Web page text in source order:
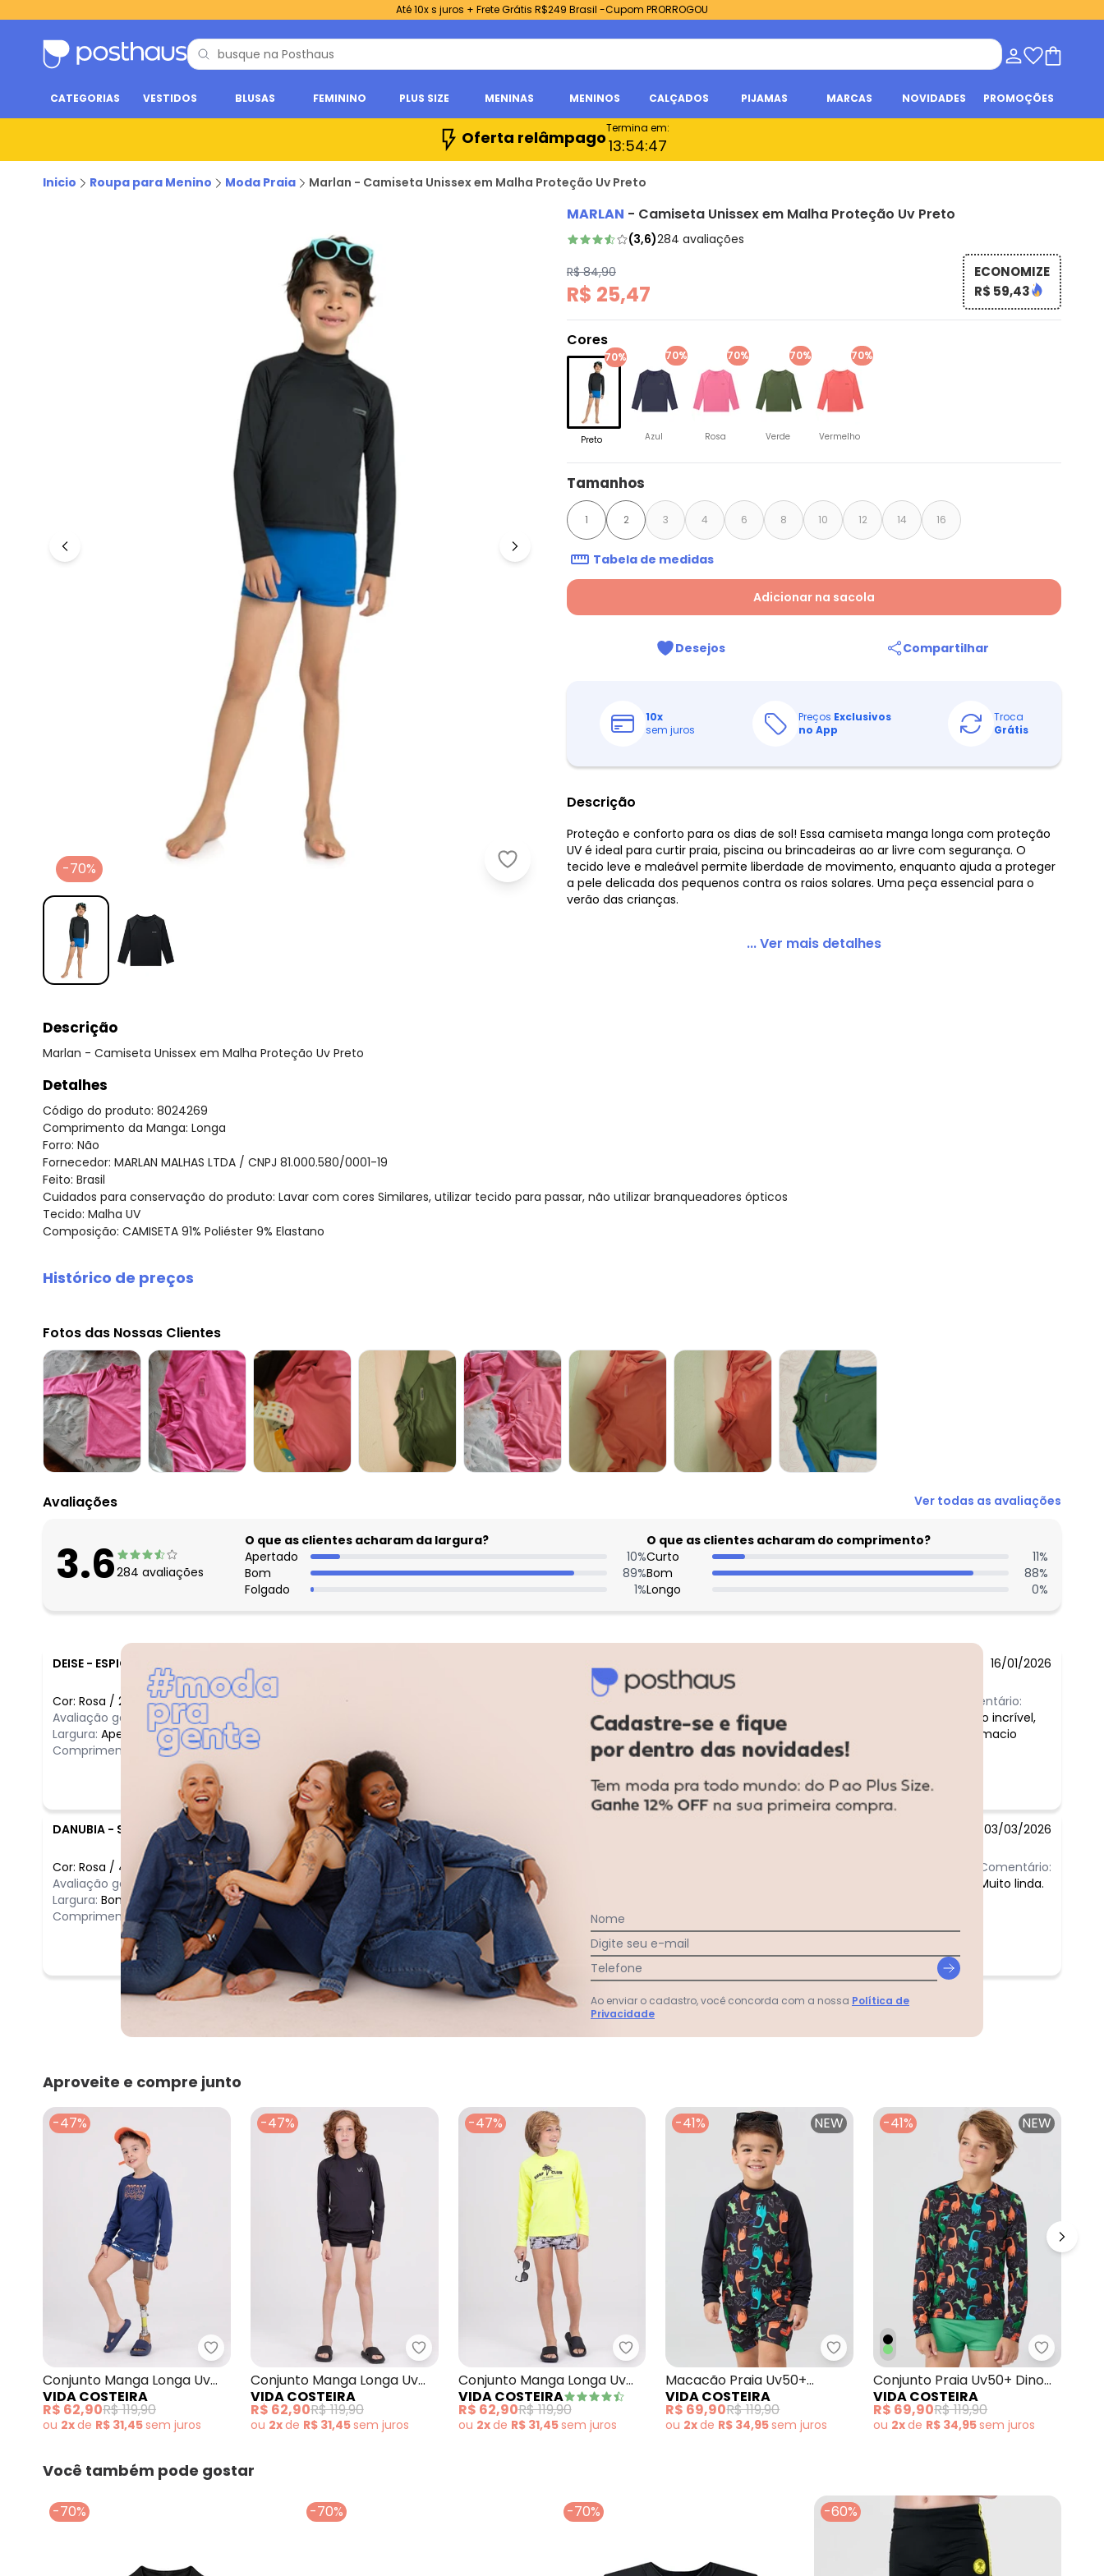
Até 10x s juros + Frete Grátis R$249 Brasil -Cupom PRORROGOU
CATEGORIAS VESTIDOS BLUSAS FEMININO PLUS SIZE MENINAS MENINOS CALÇADOS PIJAMAS MARCAS NOVIDADES PROMOÇÕES
Oferta relâmpagoTermina em:
13:54:45
Inicio Roupa para Menino Moda Praia Marlan - Camiseta Unissex em Malha Proteção Uv Preto
Marlan - Camiseta Unissex em Malha Proteção Uv Preto
-70%
MARLAN - Camiseta Unissex em Malha Proteção Uv Preto
(3,6)284 avaliações
R$ 84,90
R$ 25,47
ECONOMIZE
R$ 59,43
Cores
70%
Preto
70%
Azul
70%
Rosa
70%
Verde
70%
Vermelho
Tamanhos
1 2 3 4 6 8 10 12 14 16
Tabela de medidas
Adicionar na sacola
Desejos Compartilhar
10x
sem juros
Preços Exclusivos
no App
Troca
Grátis
Descrição
Proteção e conforto para os dias de sol! Essa camiseta manga longa com proteção
UV é ideal para curtir praia, piscina ou brincadeiras ao ar livre com segurança. O
tecido leve e maleável permite liberdade de movimento, enquanto ajuda a proteger
a pele delicada dos pequenos contra os raios solares. Uma peça essencial para o
verão das crianças.
... Ver mais detalhes
Descrição
Marlan - Camiseta Unissex em Malha Proteção Uv Preto
Detalhes
Código do produto: 8024269
Comprimento da Manga: Longa
Forro: Não
Fornecedor: MARLAN MALHAS LTDA / CNPJ 81.000.580/0001-19
Feito: Brasil
Cuidados para conservação do produto: Lavar com cores Similares, utilizar tecido para passar, não utilizar branqueadores ópticos
Tecido: Malha UV
Composição: CAMISETA 91% Poliéster 9% Elastano
Histórico de preços
agosto/2026
julho/2026
junho/2026
maio/2026
abril/2026
março/2026
fevereiro/2026
Fotos das Nossas Clientes
Avaliações Ver todas as avaliações
3.6284 avaliações
O que as clientes acharam da largura?
Apertado
10%
Bom
89%
Folgado
1%
O que as clientes acharam do comprimento?
Curto
11%
Bom
88%
Longo
0%
DEISE - ESPIGAO D OESTE - RO 16/01/2026
Cor: Rosa / 2
Avaliação geral do produto:
Largura: Apertado
Comprimento:
Bom
Comentário:
Tecido incrível,
bem macio
DANUBIA - SAO PAULO - SP 03/03/2026
Cor: Rosa / 4
Avaliação geral do produto: Ótimo
Largura: Bom
Comprimento: Bom
Comentário:
Muito linda.
Ver todas as avaliações
Aproveite e compre junto
-47%
Vida Costeira - Conjunto Manga Longa Uv 50+ Coqueiros Preto
Conjunto Manga Longa Uv
50+ Coqueiros Preto
VIDA COSTEIRA
R$ 62,90R$ 119,90
ou 2xde R$ 31,45sem juros
-47%
Vida Costeira - Conjunto Manga Longa Uv 50+ Bordadinho Preto
Conjunto Manga Longa Uv
50+ Bordadinho Preto
VIDA COSTEIRA
R$ 62,90R$ 119,90
ou 2xde R$ 31,45sem juros
-47%
Vida Costeira - Conjunto Manga Longa Uv 50+ Surf Club Amarelo
Conjunto Manga Longa Uv
50+ Surf Club Amarelo
VIDA COSTEIRA
R$ 62,90R$ 119,90
ou 2xde R$ 31,45sem juros
-41% NEW
Vida Costeira - Macacão Praia Uv50+
Macacão Praia Uv50+
Manga Longa Preto
VIDA COSTEIRA
R$ 69,90R$ 119,90
ou 2xde R$ 34,95semjuros
-41% NEW
Vida
Conjunto Praia Uv50+ Dino
Fun Preto
VIDA COSTEIRA
R$ 69,90R$ 119,90
ou 2xde R$ 34,95semjuros
Você também pode gostar
-70% -70% -70% -60%
Nome
Digite seu e-mail
Telefone
Ao enviar o cadastro, você concorda com a nossa Política de
Privacidade